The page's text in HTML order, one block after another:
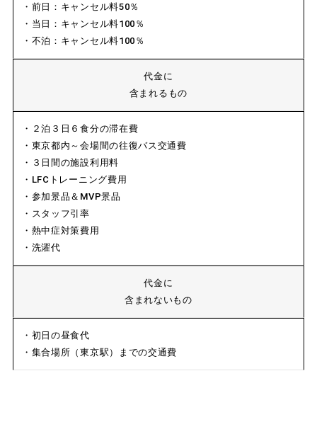
・前日：キャンセル料50％
・当日：キャンセル料100％
・不泊：キャンセル料100％
代金に
含まれるもの
・２泊３日６食分の滞在費
・東京都内～会場間の往復バス交通費
・３日間の施設利用料
・LFCトレーニング費用
・参加景品＆MVP景品
・スタッフ引率
・熱中症対策費用
・洗濯代
代金に
含まれないもの
・初日の昼食代
・集合場所（東京駅）までの交通費